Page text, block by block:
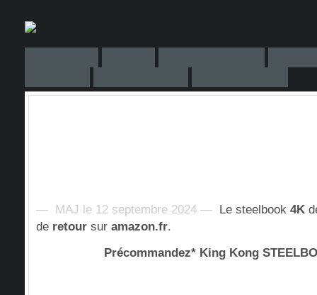
— MAJ le 12 septembre 2024 — Le steelbook 4K
de retour sur amazon.fr.
Précommandez* King Kong